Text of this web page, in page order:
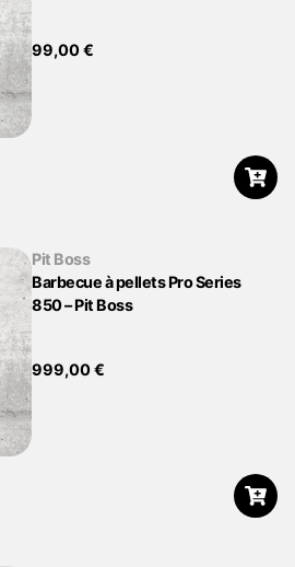
99,00€
Pit Boss
Barbecue à pellets Pro Series
850 – Pit Boss
999,00€